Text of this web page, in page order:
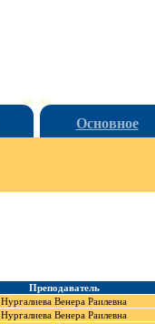
Основное
Преподаватель
Нургалиева Венера Раилевна
Нургалиева Венера Раилевна